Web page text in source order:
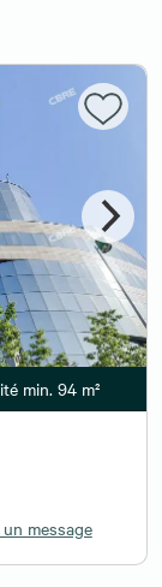
min. 94 m²
message